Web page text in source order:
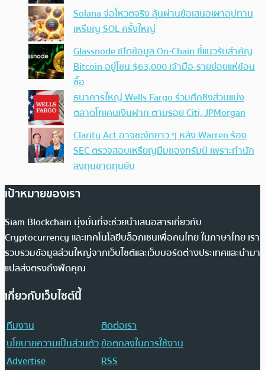
Solana จ่อโหวตจริง ลุ้นผ่านข้อเสนอเผาอุปทาน
เหรียญ SOL ครั้งใหญ่
Glassnode เปิดข้อมูล On-Chain ชี้แนวรับสำคัญ
Bitcoin อยู่โซน $63,000 เจ้ามือ-รายย่อยแห่ช้อน
ซื้อ
ธนาคารใหญ่ Wells Fargo ร่วมศึกชิงส่วนแบ่ง
ตลาดโทเคนเงินฝาก ตามรอย Citi, JPMorgan
Clarity Act อาจชะงักยาว ๆ หลัง Warren ร้อง
SEC ตรวจสอบเหรียญมีมของทรัมป์ เพราะทำนัก
ลงทุนขาดทุนยับ
เป้าหมายของเรา
Siam Blockchain มุ่งมั่นที่จะช่วยนำเสนอสารเกี่ยวกับ
Cryptocurrency และเทคโนโลยีบล็อกเชนเพื่อคนไทย ในภาษาไทย เรา
รวบรวมข้อมูลส่วนใหญ่จากเว็บไซต์และเว็บบอร์ดต่างประเทศและนำมา
แปลส่งตรงถึงฟีดคุณ
เกี่ยวกับเว็บไซต์นี้
ทีมงาน
ติดต่อเรา
นโยบายความเป็นส่วนตัวข้อตกลงในการใช้งาน
Advertise
RSS